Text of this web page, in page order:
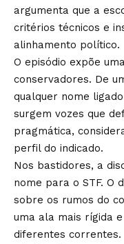
argumenta que a
critérios técnicos e
alinhamento político.
O episódio expõe
conservadores. De
qualquer nome
surgem vozes que
pragmática,
perfil do indicado.
Nos bastidores, a
nome para o STF. O
sobre os rumos do
uma ala mais rígida
diferentes correntes.